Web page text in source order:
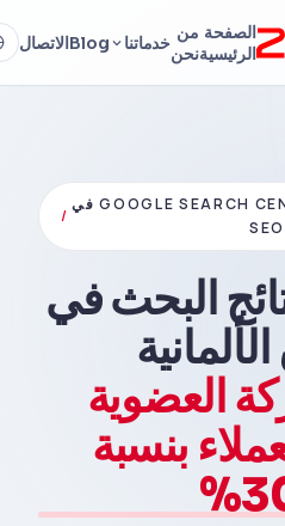
الصفحة
الرئيسية
من
نحنخدماتنا Blogالاتصال
خبرة معتمدة من GOOGLE SEARCH CENTRAL في
SEO
/
البحث في
العضوية
بنسبة